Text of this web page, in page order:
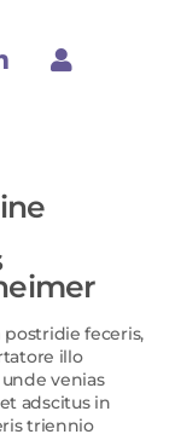
feceris,
illo
venias
adscitus in
triennio